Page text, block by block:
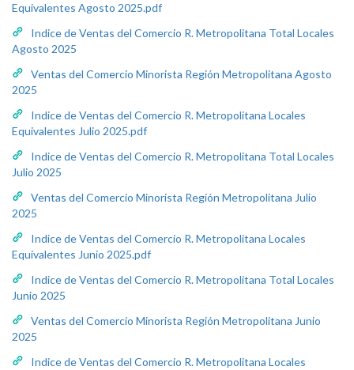
Equivalentes Agosto 2025.pdf
Indice de Ventas del Comercio R. Metropolitana Total Locales
Agosto 2025
Ventas del Comercio Minorista Región Metropolitana Agosto
2025
Indice de Ventas del Comercio R. Metropolitana Locales
Equivalentes Julio 2025.pdf
Indice de Ventas del Comercio R. Metropolitana Total Locales
Julio 2025
Ventas del Comercio Minorista Región Metropolitana Julio
2025
Indice de Ventas del Comercio R. Metropolitana Locales
Equivalentes Junio 2025.pdf
Indice de Ventas del Comercio R. Metropolitana Total Locales
Junio 2025
Ventas del Comercio Minorista Región Metropolitana Junio
2025
Indice de Ventas del Comercio R. Metropolitana Locales